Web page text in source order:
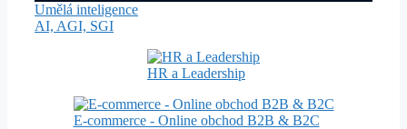
Umělá inteligence
AI, AGI, SGI
HR a Leadership
E-commerce - Online obchod B2B & B2C